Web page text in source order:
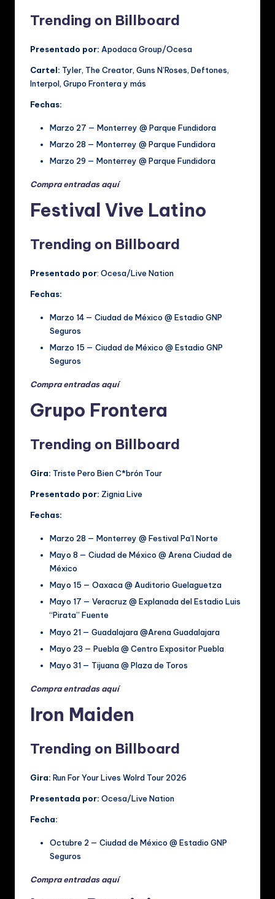
Trending on Billboard
Presentado por: Apodaca Group/Ocesa
Cartel: Tyler, The Creator, Guns N’Roses, Deftones,
Interpol, Grupo Frontera y más
Fechas:
Marzo 27 — Monterrey @ Parque Fundidora
Marzo 28 — Monterrey @ Parque Fundidora
Marzo 29 — Monterrey @ Parque Fundidora
Compra entradas aquí
Festival Vive Latino
Trending on Billboard
Presentado por: Ocesa/Live Nation
Fechas:
Marzo 14 — Ciudad de México @ Estadio GNP
Seguros
Marzo 15 — Ciudad de México @ Estadio GNP
Seguros
Compra entradas aquí
Grupo Frontera
Trending on Billboard
Gira: Triste Pero Bien C*brón Tour
Presentado por: Zignia Live
Fechas:
Marzo 28 — Monterrey @ Festival Pa’l Norte
Mayo 8 — Ciudad de México @ Arena Ciudad de
México
Mayo 15 — Oaxaca @ Auditorio Guelaguetza
Mayo 17 — Veracruz @ Explanada del Estadio Luis
“Pirata” Fuente
Mayo 21 — Guadalajara @Arena Guadalajara
Mayo 23 — Puebla @ Centro Expositor Puebla
Mayo 31 — Tijuana @ Plaza de Toros
Compra entradas aquí
Iron Maiden
Trending on Billboard
Gira: Run For Your Lives Wolrd Tour 2026
Presentada por: Ocesa/Live Nation
Fecha:
Octubre 2 — Ciudad de México @ Estadio GNP
Seguros
Compra entradas aquí